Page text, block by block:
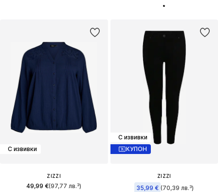
С извивки
ZIZZI
49,99 €(97,77 лв.³)
С извивки
КУПОН
ZIZZI
35,99 € (70,39 лв.³)